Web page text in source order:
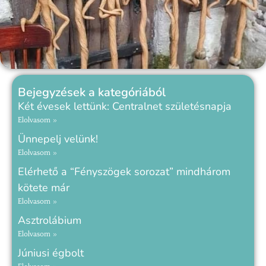
Bejegyzések a kategóriából
Két évesek lettünk: Centralnet születésnapja
Elolvasom »
Ünnepelj velünk!
Elolvasom »
Elérhető a “Fényszögek sorozat” mindhárom
kötete már
Elolvasom »
Asztrolábium
Elolvasom »
Júniusi égbolt